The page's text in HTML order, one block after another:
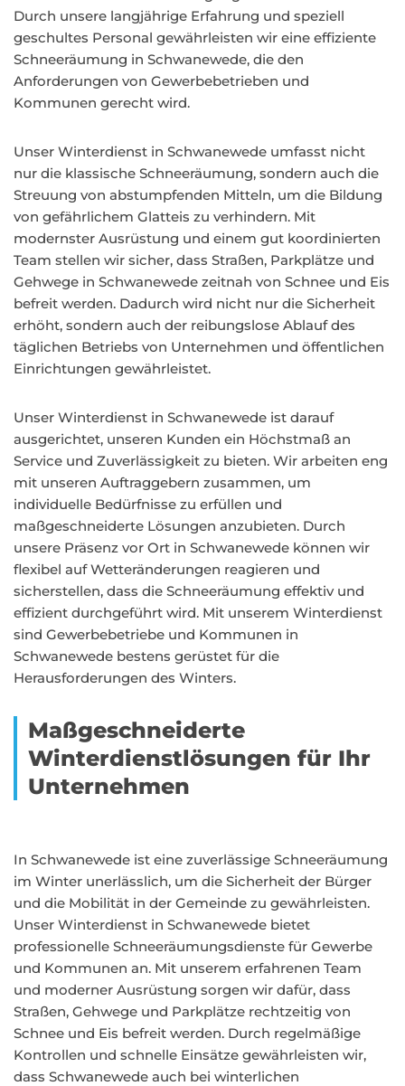
Durch unsere langjährige Erfahrung und speziell
geschultes Personal gewährleisten wir eine effiziente
Schneeräumung in Schwanewede, die den
Anforderungen von Gewerbebetrieben und
Kommunen gerecht wird.
Unser Winterdienst in Schwanewede umfasst nicht
nur die klassische Schneeräumung, sondern auch die
Streuung von abstumpfenden Mitteln, um die Bildung
von gefährlichem Glatteis zu verhindern. Mit
modernster Ausrüstung und einem gut koordinierten
Team stellen wir sicher, dass Straßen, Parkplätze und
Gehwege in Schwanewede zeitnah von Schnee und Eis
befreit werden. Dadurch wird nicht nur die Sicherheit
erhöht, sondern auch der reibungslose Ablauf des
täglichen Betriebs von Unternehmen und öffentlichen
Einrichtungen gewährleistet.
Unser Winterdienst in Schwanewede ist darauf
ausgerichtet, unseren Kunden ein Höchstmaß an
Service und Zuverlässigkeit zu bieten. Wir arbeiten eng
mit unseren Auftraggebern zusammen, um
individuelle Bedürfnisse zu erfüllen und
maßgeschneiderte Lösungen anzubieten. Durch
unsere Präsenz vor Ort in Schwanewede können wir
flexibel auf Wetteränderungen reagieren und
sicherstellen, dass die Schneeräumung effektiv und
effizient durchgeführt wird. Mit unserem Winterdienst
sind Gewerbebetriebe und Kommunen in
Schwanewede bestens gerüstet für die
Herausforderungen des Winters.
Maßgeschneiderte
Winterdienstlösungen für Ihr
Unternehmen
In Schwanewede ist eine zuverlässige Schneeräumung
im Winter unerlässlich, um die Sicherheit der Bürger
und die Mobilität in der Gemeinde zu gewährleisten.
Unser Winterdienst in Schwanewede bietet
professionelle Schneeräumungsdienste für Gewerbe
und Kommunen an. Mit unserem erfahrenen Team
und moderner Ausrüstung sorgen wir dafür, dass
Straßen, Gehwege und Parkplätze rechtzeitig von
Schnee und Eis befreit werden. Durch regelmäßige
Kontrollen und schnelle Einsätze gewährleisten wir,
dass Schwanewede auch bei winterlichen